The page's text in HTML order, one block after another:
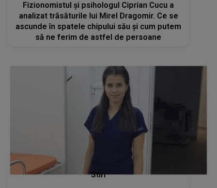
Fizionomistul și psihologul Ciprian Cucu a
analizat trăsăturile lui Mirel Dragomir. Ce se
ascunde în spatele chipului său și cum putem
să ne ferim de astfel de persoane
Stiri